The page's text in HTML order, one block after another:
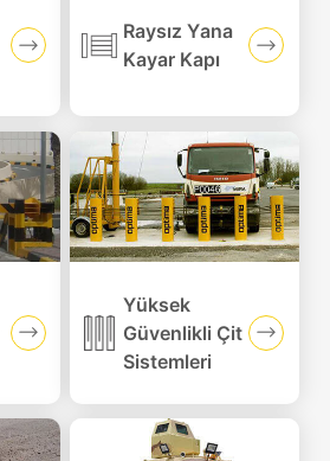
Raysız Yana
Kayar Kapı
Yüksek
Güvenlikli Çit
Sistemleri